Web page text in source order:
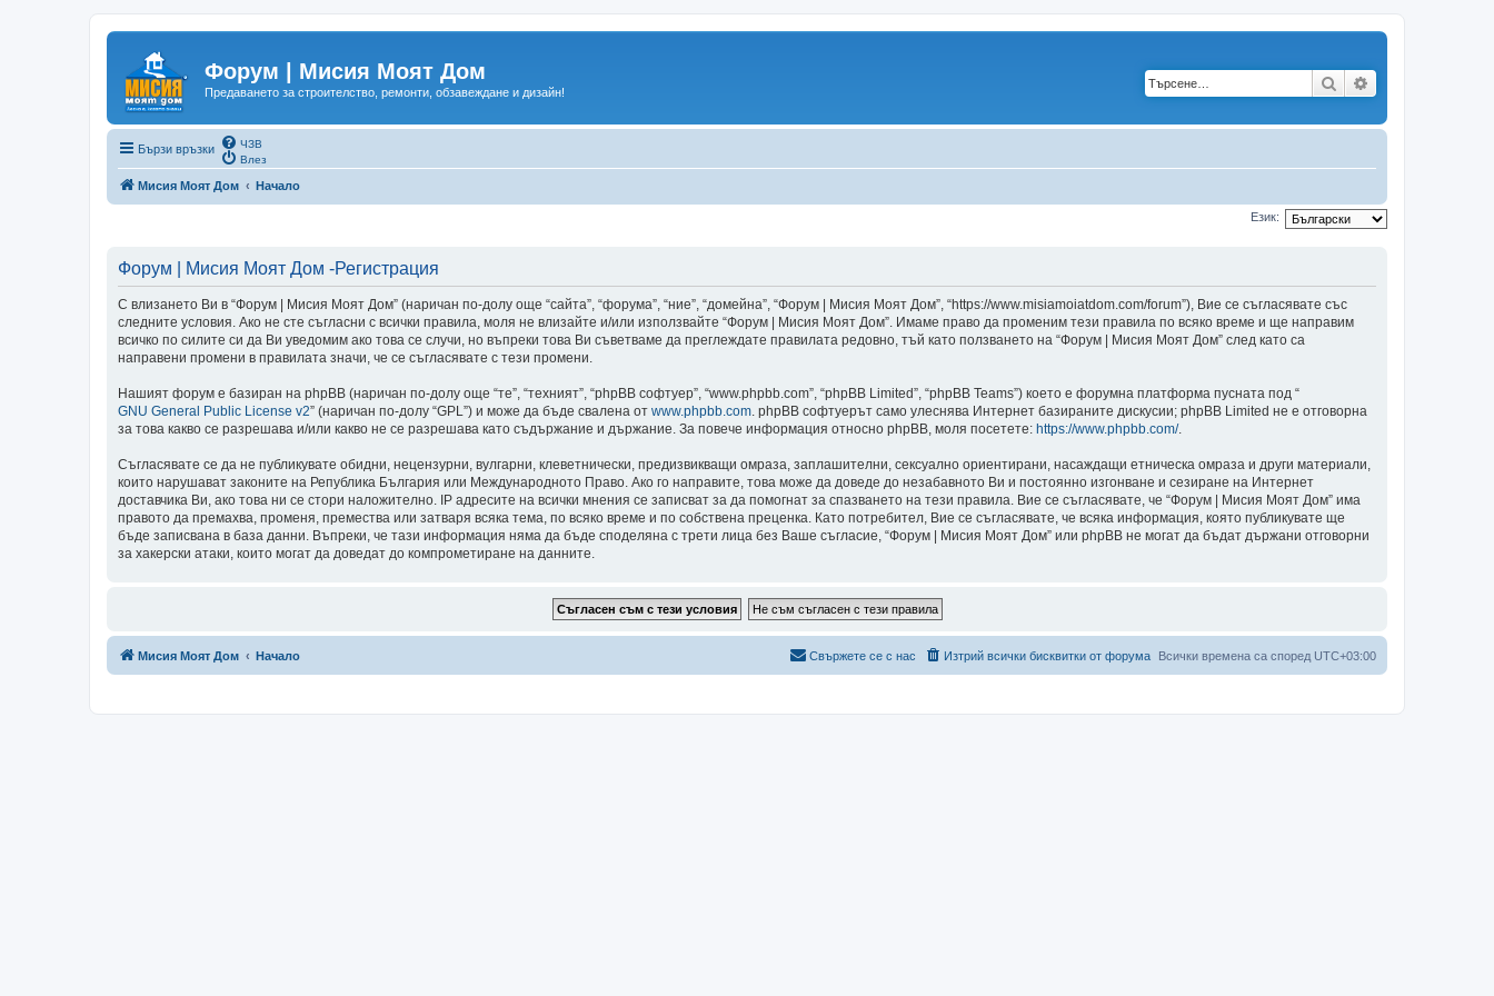
Форум | Мисия Моят Дом
Предаването за строителство, ремонти, обзавеждане и дизайн! Търсене
Бързи връзки
ЧЗВ
Влез
Мисия Моят Дом Начало
Език:
Форум | Мисия Моят Дом -Регистрация
С влизането Ви в “Форум | Мисия Моят Дом” (наричан по-долу още “сайта”, “форума”, “ние”, “домейна”, “Форум | Мисия Моят Дом”, “https://www.misiamoiatdom.com/forum”), Вие се съгласявате със
следните условия. Ако не сте съгласни с всички правила, моля не влизайте и/или използвайте “Форум | Мисия Моят Дом”. Имаме право да променим тези правила по всяко време и ще направим
всичко по силите си да Ви уведомим ако това се случи, но въпреки това Ви съветваме да преглеждате правилата редовно, тъй като ползването на “Форум | Мисия Моят Дом” след като са
направени промени в правилата значи, че се съгласявате с тези промени.
Нашият форум е базиран на phpBB (наричан по-долу още “те”, “техният”, “phpBB софтуер”, “www.phpbb.com”, “phpBB Limited”, “phpBB Teams”) което е форумна платформа пусната под “
GNU General Public License v2” (наричан по-долу “GPL”) и може да бъде свалена от www.phpbb.com. phpBB софтуерът само улеснява Интернет базираните дискусии; phpBB Limited не е отговорна
за това какво се разрешава и/или какво не се разрешава като съдържание и държание. За повече информация относно phpBB, моля посетете: https://www.phpbb.com/.
Съгласявате се да не публикувате обидни, нецензурни, вулгарни, клеветнически, предизвикващи омраза, заплашителни, сексуално ориентирани, насаждащи етническа омраза и други материали,
които нарушават законите на Република България или Международното Право. Ако го направите, това може да доведе до незабавното Ви и постоянно изгонване и сезиране на Интернет
доставчика Ви, ако това ни се стори наложително. IP адресите на всички мнения се записват за да помогнат за спазването на тези правила. Вие се съгласявате, че “Форум | Мисия Моят Дом” има
правото да премахва, променя, премества или затваря всяка тема, по всяко време и по собствена преценка. Като потребител, Вие се съгласявате, че всяка информация, която публикувате ще
бъде записвана в база данни. Въпреки, че тази информация няма да бъде споделяна с трети лица без Ваше съгласие, “Форум | Мисия Моят Дом” или phpBB не могат да бъдат държани отговорни
за хакерски атаки, които могат да доведат до компрометиране на данните.
Мисия Моят Дом Начало Всички времена са според UTC+03:00
Изтрий всички бисквитки от форума
Свържете се с нас